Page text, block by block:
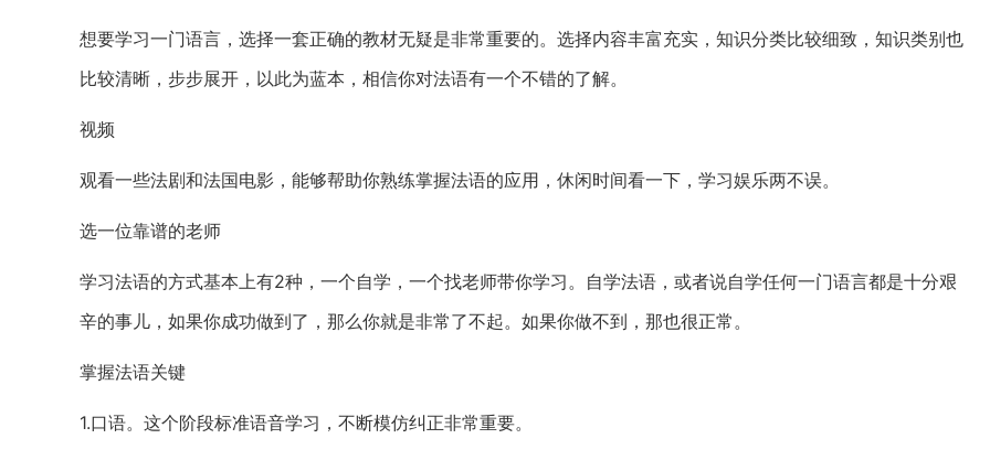
想要学习一门语言，选择一套正确的教材无疑是非常重要的。选择内容丰富充实，知识分类比较细致，知识类别也
比较清晰，步步展开，以此为蓝本，相信你对法语有一个不错的了解。
视频
观看一些法剧和法国电影，能够帮助你熟练掌握法语的应用，休闲时间看一下，学习娱乐两不误。
选一位靠谱的老师
学习法语的方式基本上有2种，一个自学，一个找老师带你学习。自学法语，或者说自学任何一门语言都是十分艰
辛的事儿，如果你成功做到了，那么你就是非常了不起。如果你做不到，那也很正常。
掌握法语关键
1.口语。这个阶段标准语音学习，不断模仿纠正非常重要。